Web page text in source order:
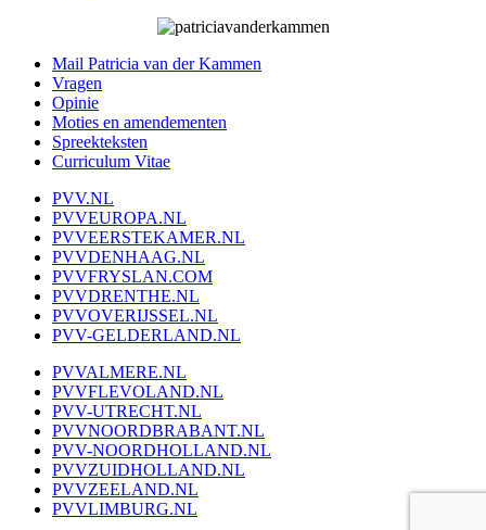
Mail Patricia van der Kammen
Vragen
Opinie
Moties en amendementen
Spreekteksten
Curriculum Vitae
PVV.NL
PVVEUROPA.NL
PVVEERSTEKAMER.NL
PVVDENHAAG.NL
PVVFRYSLAN.COM
PVVDRENTHE.NL
PVVOVERIJSSEL.NL
PVV-GELDERLAND.NL
PVVALMERE.NL
PVVFLEVOLAND.NL
PVV-UTRECHT.NL
PVVNOORDBRABANT.NL
PVV-NOORDHOLLAND.NL
PVVZUIDHOLLAND.NL
PVVZEELAND.NL
PVVLIMBURG.NL